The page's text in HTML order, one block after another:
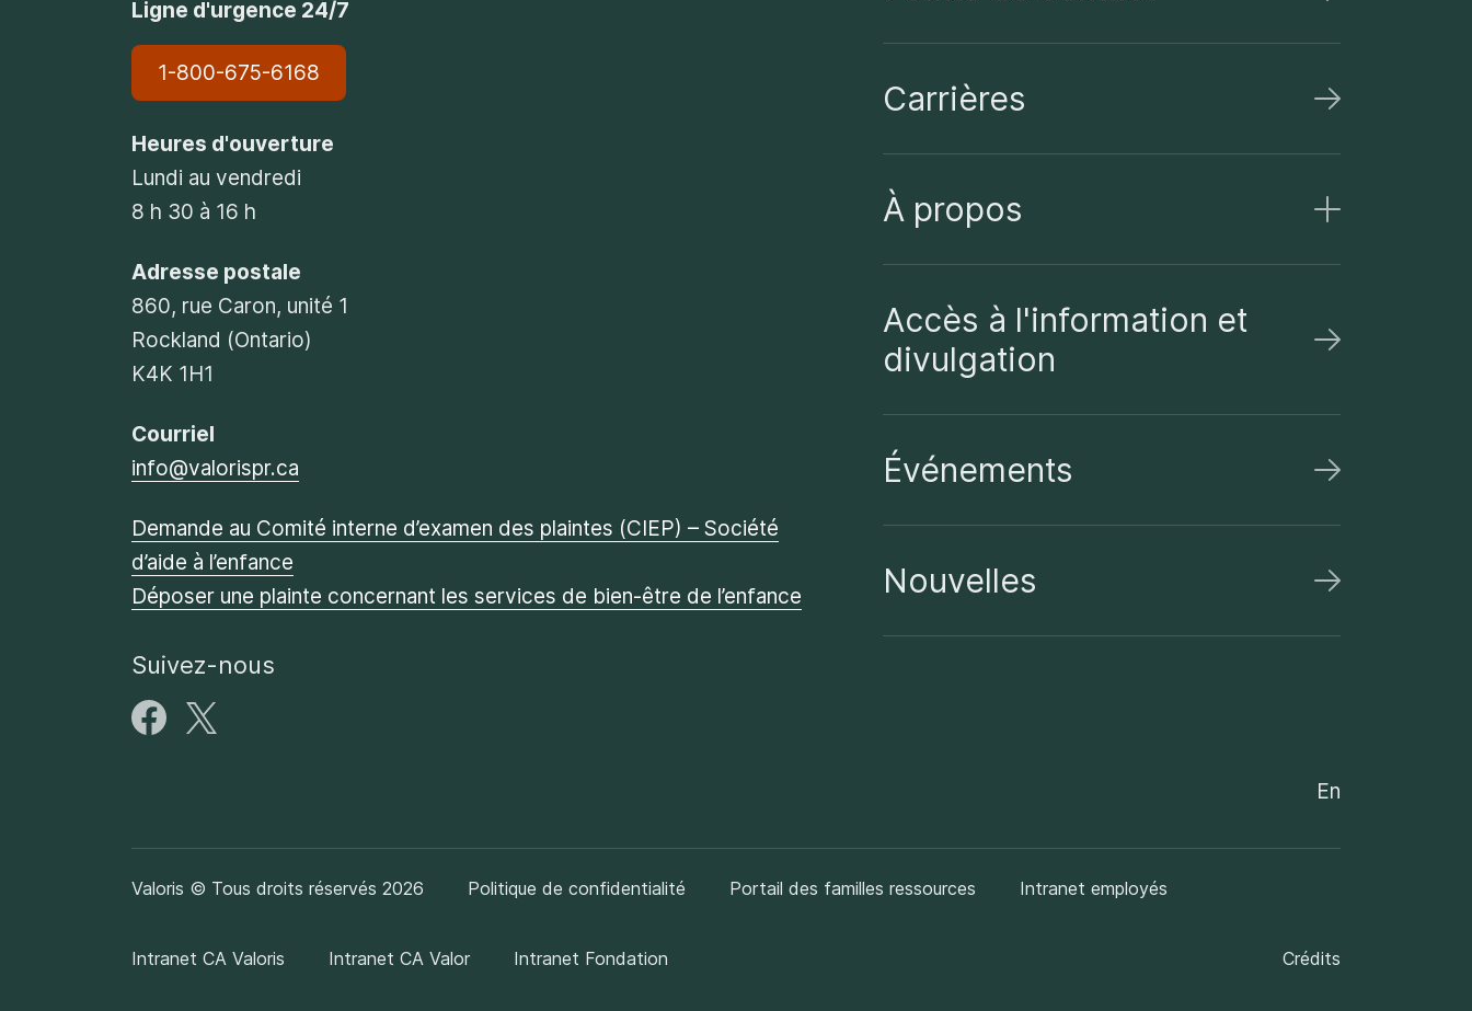
Ligne d'urgence 24/7
1-800-675-6168
Heures d'ouverture
Lundi au vendredi
8 h 30 à 16 h
Adresse postale
860, rue Caron, unité 1
Rockland (Ontario)
K4K 1H1
Courriel
info@valorispr.ca
Demande au Comité interne d’examen des plaintes (CIEP) – Société
d’aide à l’enfance
Déposer une plainte concernant les services de bien-être de l’enfance
Suivez-nous
Carrières
À propos
Accès à l'information et
divulgation
Événements
Nouvelles
En
Valoris © Tous droits réservés 2026 Politique de confidentialité Portail des familles ressources Intranet employés
Intranet CA Valoris Intranet CA Valor Intranet Fondation Crédits